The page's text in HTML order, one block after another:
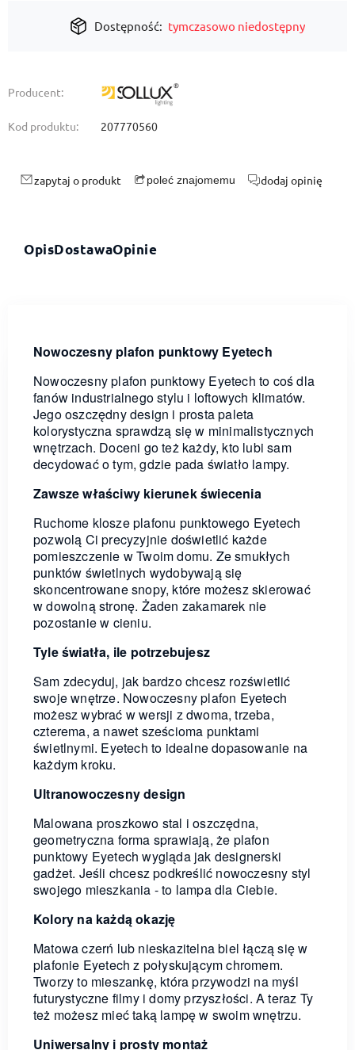
Dostępność: tymczasowo niedostępny
Producent:
Kod produktu: 207770560
zapytaj o produkt poleć znajomemu dodaj opinię
OpisDostawaOpinie
Nowoczesny plafon punktowy Eyetech
Nowoczesny plafon punktowy Eyetech to coś dla
fanów industrialnego stylu i loftowych klimatów.
Jego oszczędny design i prosta paleta
kolorystyczna sprawdzą się w minimalistycznych
wnętrzach. Doceni go też każdy, kto lubi sam
decydować o tym, gdzie pada światło lampy.
Zawsze właściwy kierunek świecenia
Ruchome klosze plafonu punktowego Eyetech
pozwolą Ci precyzyjnie doświetlić każde
pomieszczenie w Twoim domu. Ze smukłych
punktów świetlnych wydobywają się
skoncentrowane snopy, które możesz skierować
w dowolną stronę. Żaden zakamarek nie
pozostanie w cieniu.
Tyle światła, ile potrzebujesz
Sam zdecyduj, jak bardzo chcesz rozświetlić
swoje wnętrze. Nowoczesny plafon Eyetech
możesz wybrać w wersji z dwoma, trzeba,
czterema, a nawet sześcioma punktami
świetlnymi. Eyetech to idealne dopasowanie na
każdym kroku.
Ultranowoczesny design
Malowana proszkowo stal i oszczędna,
geometryczna forma sprawiają, że plafon
punktowy Eyetech wygląda jak designerski
gadżet. Jeśli chcesz podkreślić nowoczesny styl
swojego mieszkania - to lampa dla Ciebie.
Kolory na każdą okazję
Matowa czerń lub nieskazitelna biel łączą się w
plafonie Eyetech z połyskującym chromem.
Tworzy to mieszankę, która przywodzi na myśl
futurystyczne filmy i domy przyszłości. A teraz Ty
też możesz mieć taką lampę w swoim wnętrzu.
Uniwersalny i prosty montaż